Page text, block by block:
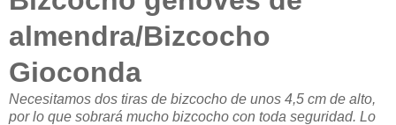
almendra/Bizcocho
Gioconda
Necesitamos dos tiras de bizcocho de unos 4,5 cm de alto,
por lo que sobrará mucho bizcocho con toda seguridad. Lo